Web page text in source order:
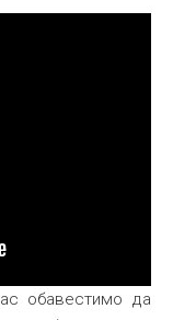
обавестимо да